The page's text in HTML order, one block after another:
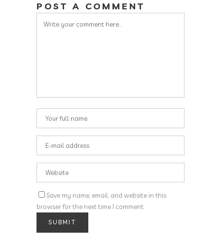
POST A COMMENT
Save my name, email, and website in this
browser for the next time I comment.